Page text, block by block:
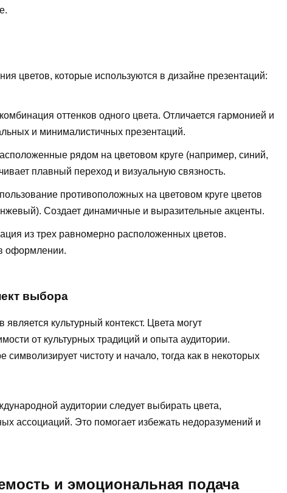
цветов, которые используются в дизайне презентаций:
комбинация оттенков одного цвета. Отличается гармонией и
и минималистичных презентаций.
рядом на цветовом круге (например, синий,
плавный переход и визуальную связность.
противоположных на цветовом круге цветов
Создает динамичные и выразительные акценты.
из трех равномерно расположенных цветов.
оформлении.
выбора
культурный контекст. Цвета могут
от культурных традиций и опыта аудитории.
чистоту и начало, тогда как в некоторых
аудитории следует выбирать цвета,
ассоциаций. Это помогает избежать недоразумений и
и эмоциональная подача